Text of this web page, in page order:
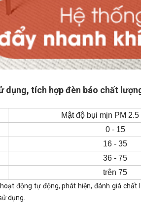
dụng, tích hợp đèn báo chất
Mật độ bụi mịn PM 2.5
0 - 15
16 - 35
36 - 75
trên 75
động tự động, phát hiện, đánh giá
dụng.